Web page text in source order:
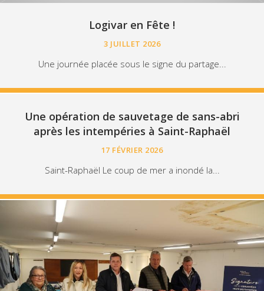
Logivar en Fête !
3 JUILLET 2026
Une journée placée sous le signe du partage...
Une opération de sauvetage de sans-abri
après les intempéries à Saint-Raphaël
17 FÉVRIER 2026
Saint-Raphaël Le coup de mer a inondé la...